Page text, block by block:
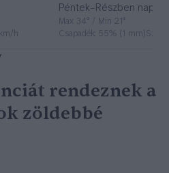
h
Péntek– Részben
Max 34° / Min 21°
Csapadék: 55% (1 mm)Szél:
rendeznek a
zöldebbé